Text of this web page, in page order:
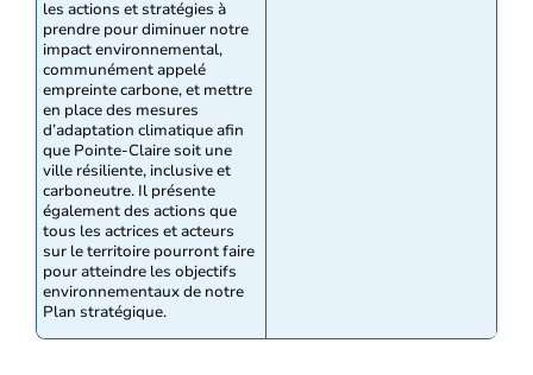
les actions et stratégies à
prendre pour diminuer notre
impact environnemental,
communément appelé
empreinte carbone, et mettre
en place des mesures
d’adaptation climatique afin
que Pointe-Claire soit une
ville résiliente, inclusive et
carboneutre. Il présente
également des actions que
tous les actrices et acteurs
sur le territoire pourront faire
pour atteindre les objectifs
environnementaux de notre
Plan stratégique.